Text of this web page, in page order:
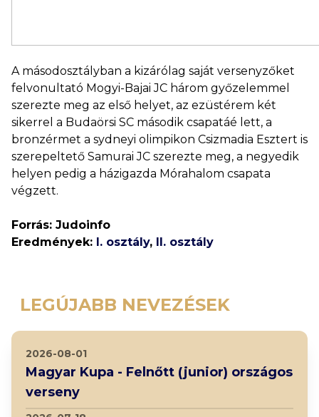
A másodosztályban a kizárólag saját versenyzőket
felvonultató Mogyi-Bajai JC három győzelemmel
szerezte meg az első helyet, az ezüstérem két
sikerrel a Budaörsi SC második csapatáé lett, a
bronzérmet a sydneyi olimpikon Csizmadia Esztert is
szerepeltető Samurai JC szerezte meg, a negyedik
helyen pedig a házigazda Mórahalom csapata
végzett.
Forrás: Judoinfo
Eredmények: I. osztály, II. osztály
LEGÚJABB NEVEZÉSEK
2026-08-01
Magyar Kupa - Felnőtt (junior) országos
verseny